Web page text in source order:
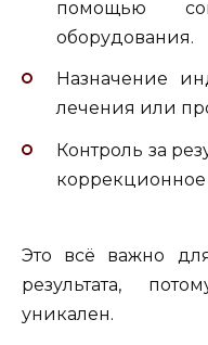
помощью
оборудования.
Назначение
лечения или
Контроль за
коррекционное
Это всё важно
результата,
уникален.